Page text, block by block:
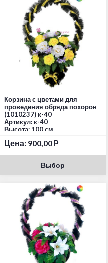
Корзина с цветами для
проведения обряда похорон
(1010237) к-40
Артикул: к-40
Высота: 100 см
Цена: 900,00 Р
Выбор